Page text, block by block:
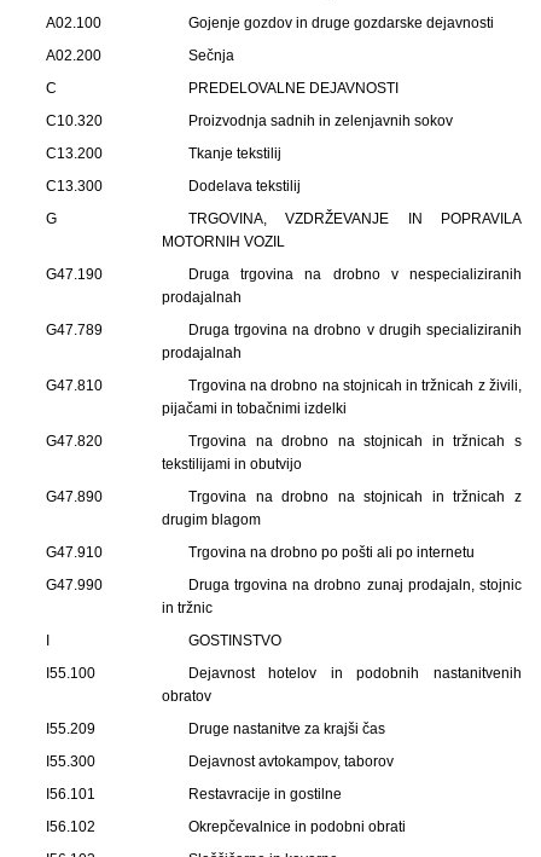
A02.100
Gojenje gozdov in druge gozdarske dejavnosti
A02.200
Sečnja
C
PREDELOVALNE DEJAVNOSTI
C10.320
Proizvodnja sadnih in zelenjavnih sokov
C13.200
Tkanje tekstilij
C13.300
Dodelava tekstilij
G
TRGOVINA, VZDRŽEVANJE IN POPRAVILA
MOTORNIH VOZIL
G47.190
Druga trgovina na drobno v nespecializiranih
prodajalnah
G47.789
Druga trgovina na drobno v drugih specializiranih
prodajalnah
G47.810
Trgovina na drobno na stojnicah in tržnicah z živili,
pijačami in tobačnimi izdelki
G47.820
Trgovina na drobno na stojnicah in tržnicah s
tekstilijami in obutvijo
G47.890
Trgovina na drobno na stojnicah in tržnicah z
drugim blagom
G47.910
Trgovina na drobno po pošti ali po internetu
G47.990
Druga trgovina na drobno zunaj prodajaln, stojnic
in tržnic
GOSTINSTVO
I55.100
Dejavnost hotelov in podobnih nastanitvenih
obratov
I55.209
Druge nastanitve za krajši čas
I55.300
Dejavnost avtokampov, taborov
I56.101
Restavracije in gostilne
I56.102
Okrepčevalnice in podobni obrati